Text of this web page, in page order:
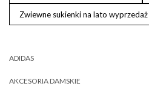
Zwiewne sukienki na lato wyprzedaż
ADIDAS
AKCESORIA DAMSKIE